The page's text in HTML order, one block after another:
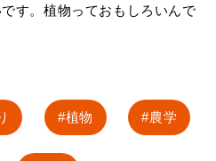
す。植物っておもしろいんで
植物 農学